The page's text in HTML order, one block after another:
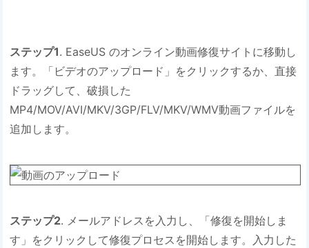
ステップ1. EaseUS のオンライン動画修復サイトに移動し
ます。「ビデオのアップロード」をクリックするか、直接
ドラッグして、破損した
MP4/MOV/AVI/MKV/3GP/FLV/MKV/WMV動画ファイルを
追加します。
ステップ2. メールアドレスを入力し、「修復を開始しま
す」をクリックして修復プロセスを開始します。入力した